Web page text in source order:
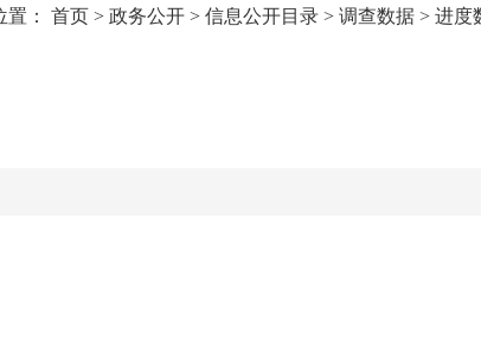
置： 首页 > 政务公开 > 信息公开目录 > 调查数据 > 进度